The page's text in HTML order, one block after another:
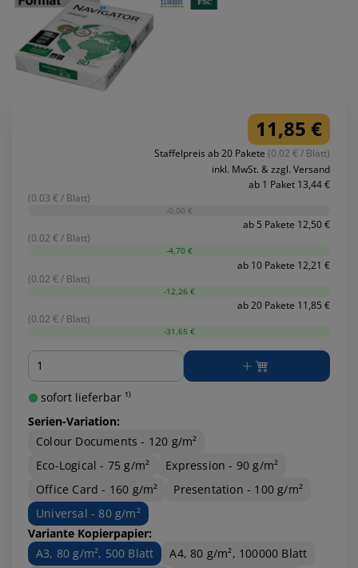
11,85 €
Staffelpreis ab 20 Pakete (0.02 € / Blatt)
inkl. MwSt. & zzgl. Versand
ab 1 Paket 13,44 €
(0.03 € / Blatt)
-0,00 €
ab 5 Pakete 12,50 €
(0.02 € / Blatt)
-4,70 €
ab 10 Pakete 12,21 €
(0.02 € / Blatt)
-12,26 €
ab 20 Pakete 11,85 €
(0.02 € / Blatt)
-31,65 €
Menge
sofort lieferbar ¹⁾
Serien-Variation:
Colour Documents - 120 g/m²
Eco-Logical - 75 g/m²
Expression - 90 g/m²
Office Card - 160 g/m²
Presentation - 100 g/m²
Universal - 80 g/m²
Variante Kopierpapier:
A3, 80 g/m², 500 Blatt
A4, 80 g/m², 100000 Blatt